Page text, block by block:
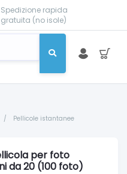
Spedizione rapida
gratuita (no isole)
/ Pellicole istantanee
per foto
da 20 (100 foto)